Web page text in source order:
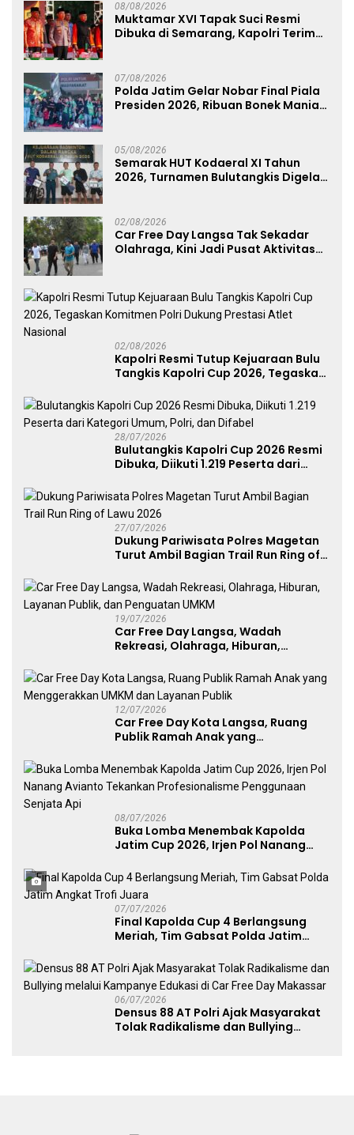
08/08/2026
Muktamar XVI Tapak Suci Resmi
Dibuka di Semarang, Kapolri Terima
07/08/2026
Polda Jatim Gelar Nobar Final Piala
Presiden 2026, Ribuan Bonek Mania
05/08/2026
Semarak HUT Kodaeral XI Tahun
2026, Turnamen Bulutangkis Digelar
02/08/2026
Car Free Day Langsa Tak Sekadar
Olahraga, Kini Jadi Pusat Aktivitas
02/08/2026
Kapolri Resmi Tutup Kejuaraan Bulu
Tangkis Kapolri Cup 2026, Tegaskan
Atlet Nasional
28/07/2026
Bulutangkis Kapolri Cup 2026 Resmi
Dibuka, Diikuti 1.219 Peserta dari
27/07/2026
Dukung Pariwisata Polres Magetan
Turut Ambil Bagian Trail Run Ring of
19/07/2026
Car Free Day Langsa, Wadah
Rekreasi, Olahraga, Hiburan,
UMKM
12/07/2026
Car Free Day Kota Langsa, Ruang
Publik Ramah Anak yang
Publik
08/07/2026
Buka Lomba Menembak Kapolda
Jatim Cup 2026, Irjen Pol Nanang
Penggunaan Senjata Api
07/07/2026
Final Kapolda Cup 4 Berlangsung
Meriah, Tim Gabsat Polda Jatim
06/07/2026
Densus 88 AT Polri Ajak Masyarakat
Tolak Radikalisme dan Bullying